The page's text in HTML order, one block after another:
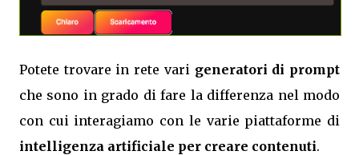
Potete trovare in rete vari generatori di prompt
che sono in grado di fare la differenza nel modo
con cui interagiamo con le varie piattaforme di
intelligenza artificiale per creare contenuti.